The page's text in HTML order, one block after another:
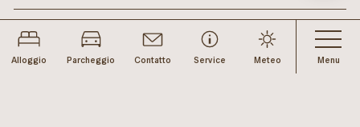
Menu
Alloggio Parcheggio Contatto Service Meteo
LEGAL